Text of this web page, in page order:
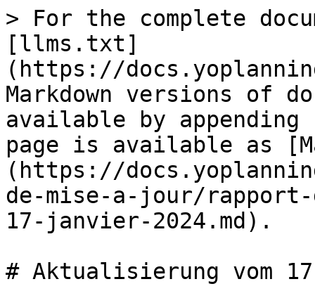
> For the complete
[llms.txt]
(https://
Markdown versions of
available by
page is available as
(https://
de-mise-a-jour/
17-janvier-2024.md).
# Aktualisierung vom